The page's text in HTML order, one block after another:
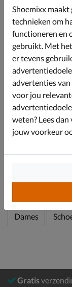
en neemt de
aangename
Gevoerd met
wattering in
comfort
Bevat een
demping.
Afgewerkt
rubber voor
Bekijk
Dames
Gratis
Shoemixx
technieken om
functioneren en
gebruikt. Met
er tevens
advertenties van
voor jou
weten? Lees
jouw voorkeur